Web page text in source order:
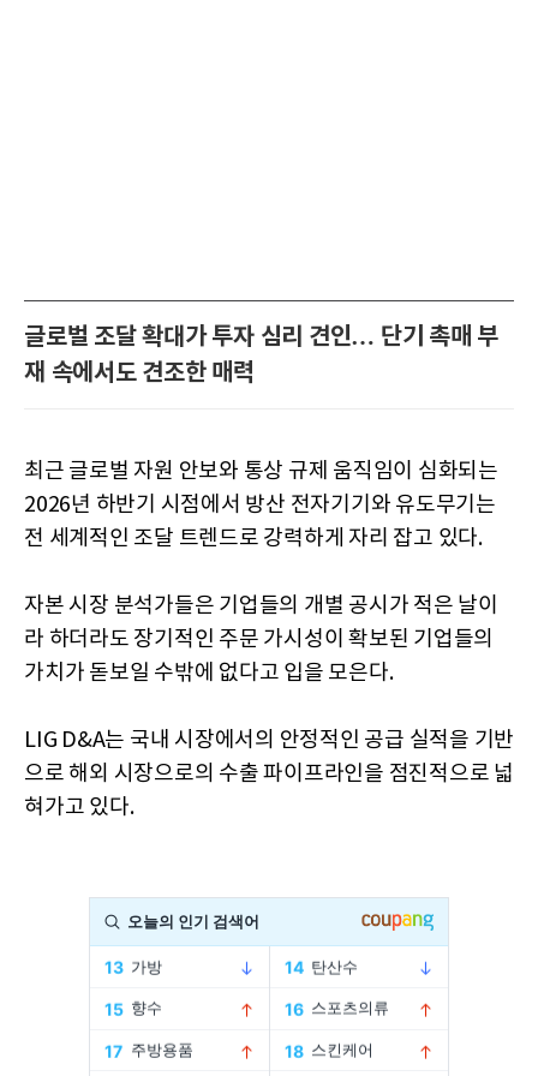
글로벌 조달 확대가 투자 심리 견인… 단기 촉매 부
재 속에서도 견조한 매력
최근 글로벌 자원 안보와 통상 규제 움직임이 심화되는
2026년 하반기 시점에서 방산 전자기기와 유도무기는
전 세계적인 조달 트렌드로 강력하게 자리 잡고 있다.
자본 시장 분석가들은 기업들의 개별 공시가 적은 날이
라 하더라도 장기적인 주문 가시성이 확보된 기업들의
가치가 돋보일 수밖에 없다고 입을 모은다.
LIG D&A는 국내 시장에서의 안정적인 공급 실적을 기반
으로 해외 시장으로의 수출 파이프라인을 점진적으로 넓
혀가고 있다.